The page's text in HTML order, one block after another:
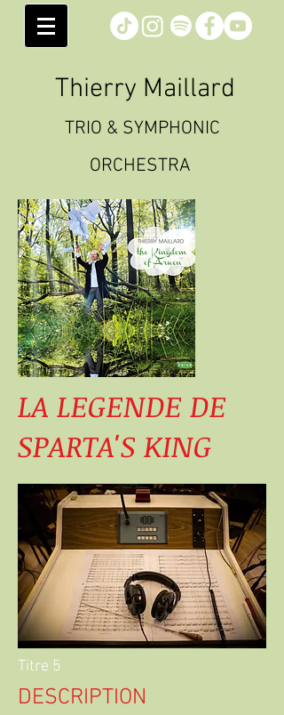
Thierry Maillard
TRIO & SYMPHONIC
ORCHESTRA
LA LEGENDE DE
SPARTA'S KING
Titre 5
DESCRIPTION